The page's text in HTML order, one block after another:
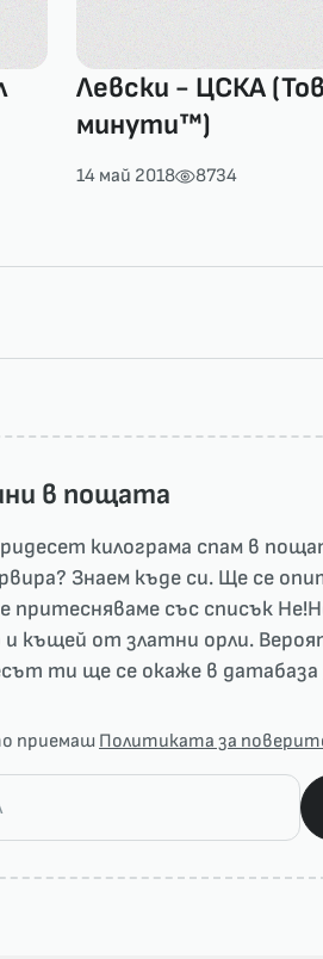
Левски - ЦСКА
минути™)
14 май 2018 8734
в пощата
килограма спам в
Знаем къде си. Ще се
притесняваме със списък
и къщей от златни орли.
ти ще се окаже в
приемаш Политиката за